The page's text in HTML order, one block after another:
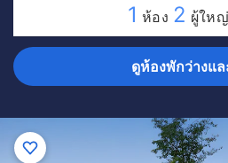
1 ห้อง 2 ผู้ใหญ่
ดูห้องพักว่างแ